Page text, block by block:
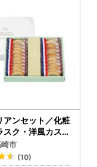
アンセット／化粧
スク・洋風カステ
ーフェスタハラ
市
(10)